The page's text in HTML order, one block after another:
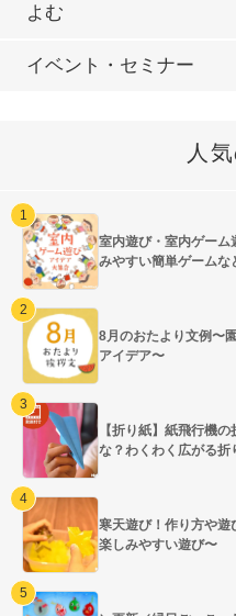
よむ
イベント・セミナー
人
室内遊び・室内ゲーム
みやすい簡単ゲームな
8月のおたより文例〜
アイデア〜
【折り紙】紙飛行機
な？わくわく広がる折
寒天遊び！作り方や遊
楽しみやすい遊び〜